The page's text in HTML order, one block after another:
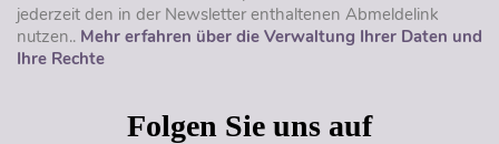
jederzeit den in der Newsletter enthaltenen Abmeldelink
nutzen.. Mehr erfahren über die Verwaltung Ihrer Daten und
Ihre Rechte
Folgen Sie uns auf